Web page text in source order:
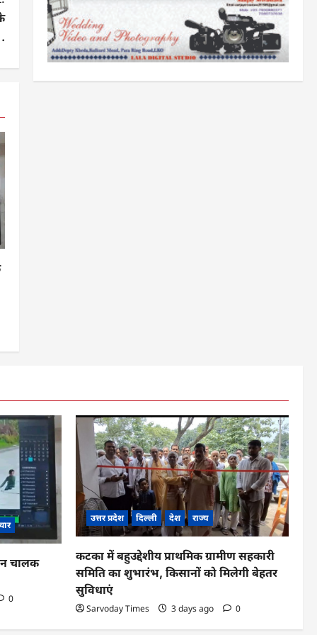
चालक
0
उत्तर प्रदेश दिल्ली देश राज्य
कटका में बहुउद्देशीय प्राथमिक ग्रामीण सहकारी
समिति का शुभारंभ, किसानों को मिलेगी बेहतर
सुविधाएं
Sarvoday Times 3 days ago 0